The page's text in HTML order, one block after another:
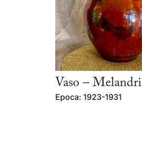
Vaso – Melandri
Epoca: 1923-1931